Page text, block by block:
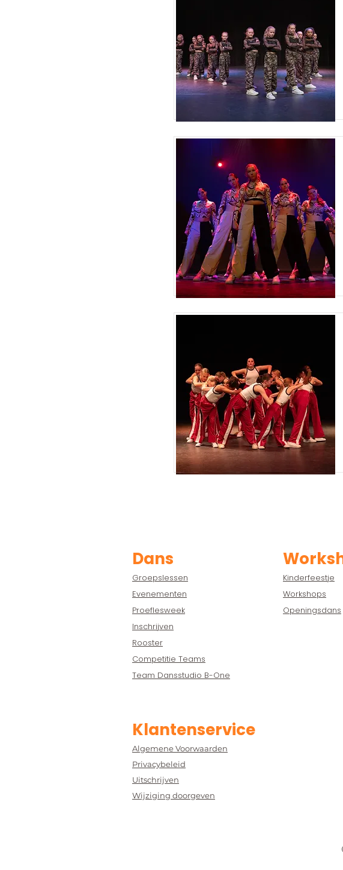
Dans
Groepslessen
Evenementen
Proeflesweek
Inschrijven
Rooster
Competitie Teams
Team Dansstudio B-One
Kinderfeestje
Workshops
Openingsdans
Klantenservice
Algemene Voorwaarden
Privacybeleid
Uitschrijven
Wijziging doorgeven